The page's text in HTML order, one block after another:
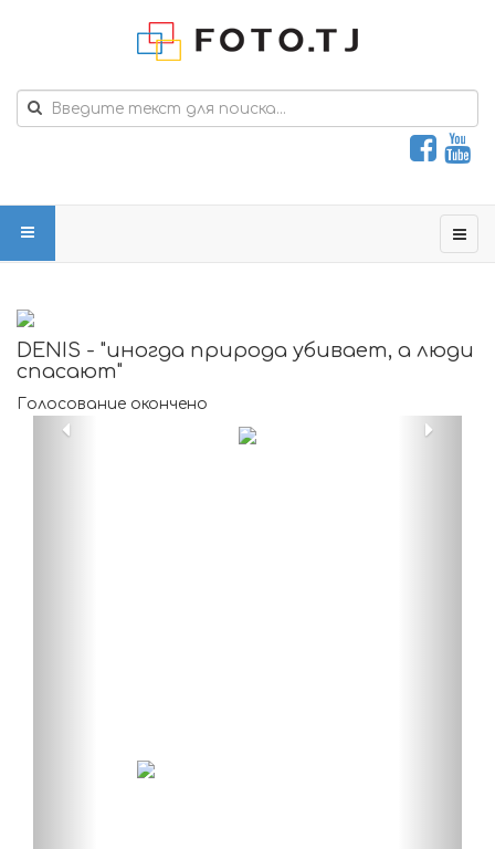
DENIS - "иногда природа убивает, а люди
спасают"
Голосование окончено